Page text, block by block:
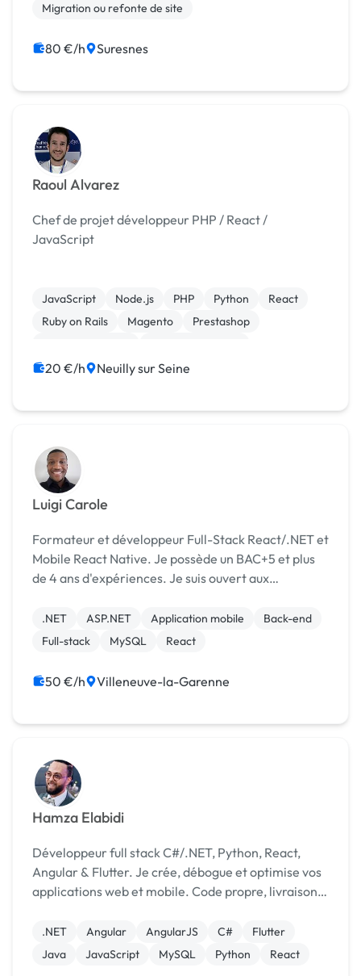
accompagner sur ...
Migration ou refonte de site
80 €/h Suresnes
Raoul Alvarez
Chef de projet développeur PHP / React /
JavaScript
JavaScript Node.js PHP Python
React
Ruby on Rails
Magento
Prestashop
20 €/h Neuilly sur Seine
Luigi Carole
Formateur et développeur Full-Stack React/.NET et
Mobile React Native. Je possède un BAC+5 et plus
de 4 ans d'expériences. Je suis ouvert aux
développement
.NET ASP.NET Application mobile
Back-end
Full-stack
MySQL React
50 €/h Villeneuve-la-Garenne
Hamza Elabidi
Développeur full stack C#/.NET, Python, React,
Angular & Flutter. Je crée, débogue et optimise vos
applications web et mobile. Code propre, livraison
.NET Angular AngularJS C#
Flutter
Java
JavaScript MySQL Python React